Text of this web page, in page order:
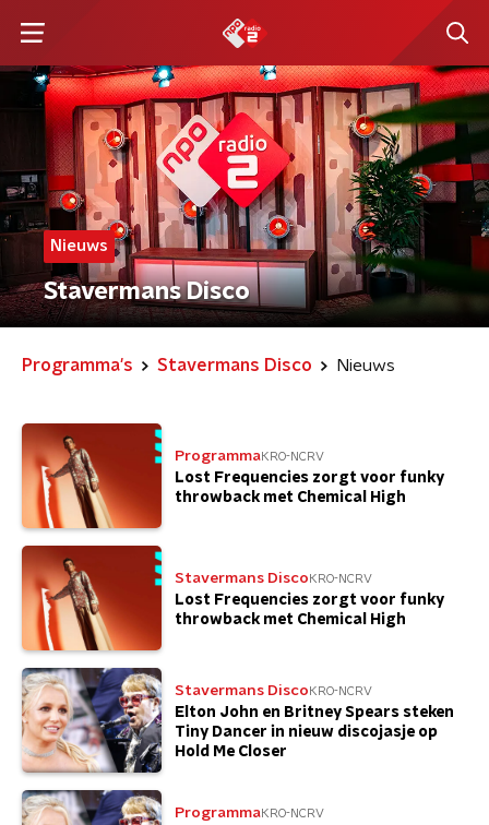
Nieuws
Stavermans Disco
Programma's Stavermans Disco Nieuws
ProgrammaKRO-NCRV
Lost Frequencies zorgt voor funky
throwback met Chemical High
Stavermans Disco KRO-NCRV
Lost Frequencies zorgt voor funky
throwback met Chemical High
Stavermans Disco KRO-NCRV
Elton John en Britney Spears steken
Tiny Dancer in nieuw discojasje op
Hold Me Closer
ProgrammaKRO-NCRV